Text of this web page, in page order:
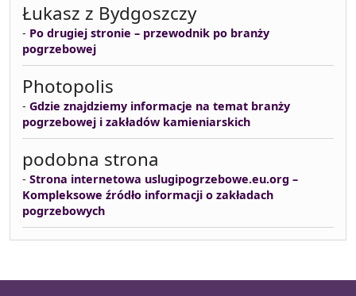
Łukasz z Bydgoszczy
- Po drugiej stronie – przewodnik po branży
pogrzebowej
Photopolis
- Gdzie znajdziemy informacje na temat branży
pogrzebowej i zakładów kamieniarskich
podobna strona
- Strona internetowa uslugipogrzebowe.eu.org –
Kompleksowe źródło informacji o zakładach
pogrzebowych